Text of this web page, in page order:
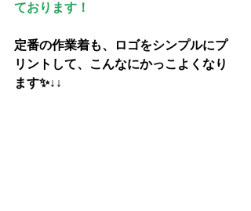
ております！
定番の作業着も、ロゴをシンプルにプ
リントして、こんなにかっこよくなり
ます✨↓↓